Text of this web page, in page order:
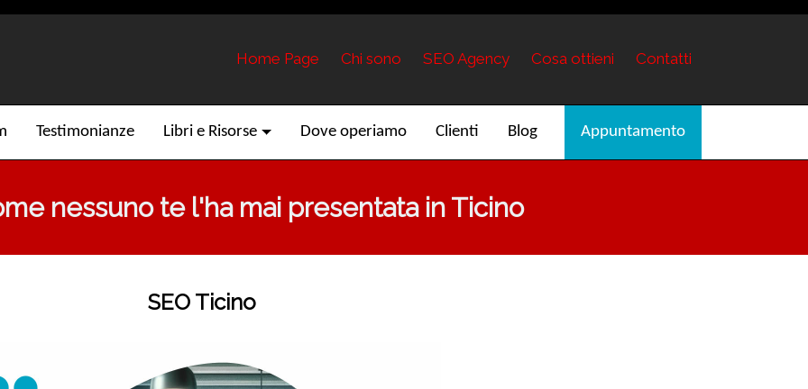
Home Page Chi sono SEO Agency Cosa ottieni Contatti
Testimonianze Libri e Risorse Dove operiamo Clienti Blog Appuntamento
nessuno te l'ha mai presentata in Ticino
SEO Ticino